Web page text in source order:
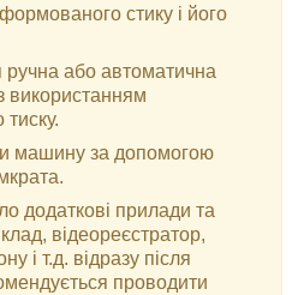
стику і його
ручна або автоматична
використанням
тиску.
машину за допомогою
додаткові прилади та
відеореєстратор,
і т.д. відразу після
проводити